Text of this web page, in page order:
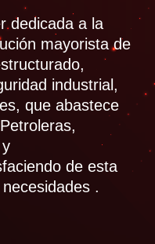
dedicada a la
mayorista de
industrial,
que abastece
de esta
.